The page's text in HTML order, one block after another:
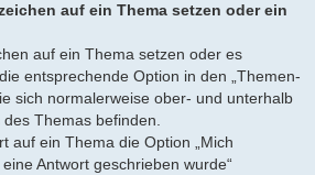
auf ein Thema setzen oder ein
auf ein Thema setzen oder es
entsprechende Option in den „Themen-
sich normalerweise ober- und unterhalb
Themas befinden.
auf ein Thema die Option „Mich
Antwort geschrieben wurde“